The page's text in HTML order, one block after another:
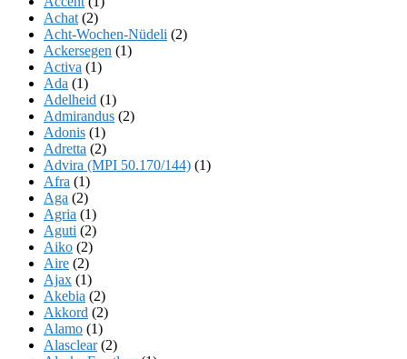
Achat (2)
Acht-Wochen-Nüdeli (2)
Ackersegen (1)
Activa (1)
Ada (1)
Adelheid (1)
Admirandus (2)
Adonis (1)
Adretta (2)
Advira (MPI 50.170/144) (1)
Afra (1)
Aga (2)
Agria (1)
Aguti (2)
Aiko (2)
Aire (2)
Ajax (1)
Akebia (2)
Akkord (2)
Alamo (1)
Alasclear(2)